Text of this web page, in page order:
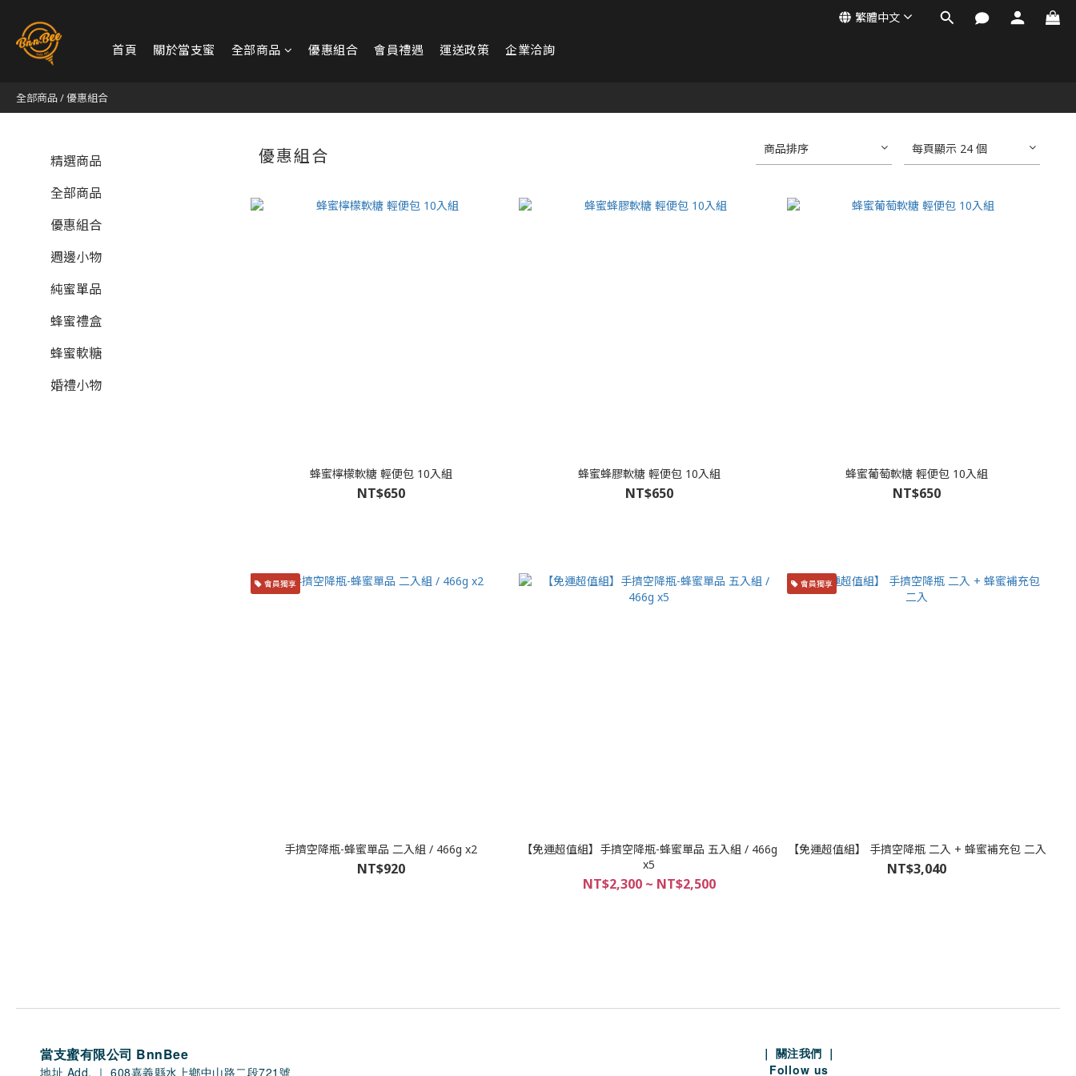
首頁 關於當支蜜 全部商品 優惠組合 會員禮遇 運送政策 企業洽詢
繁體中文
全部商品/優惠組合
精選商品
全部商品
優惠組合
週邊小物
純蜜單品
蜂蜜禮盒
蜂蜜軟糖
婚禮小物
優惠組合 商品排序 每頁顯示 24 個
蜂蜜檸檬軟糖 輕便包 10入組
NT$650
蜂蜜蜂膠軟糖 輕便包 10入組
NT$650
蜂蜜葡萄軟糖 輕便包 10入組
NT$650
會員獨享
手擠空降瓶-蜂蜜單品 二入組 / 466g x2
NT$920
【免運超值組】手擠空降瓶-蜂蜜單品 五入組 / 466g
x5
NT$2,300 ~ NT$2,500
會員獨享
【免運超值組】 手擠空降瓶 二入 + 蜂蜜補充包 二入
NT$3,040
當支蜜有限公司 BnnBee
地址 Add. ｜ 608嘉義縣水上鄉中山路二段721號
｜ 關注我們 ｜
Follow us